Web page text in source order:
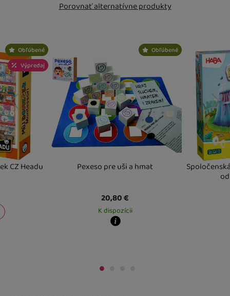
Porovnať alternatívne produkty
predchádzajúci nasledujúci
Obľúbené
Pexeso pre uši a hmat
20,80€
K dispozícii
Obľúbené
Výpredaj
CZ Headu